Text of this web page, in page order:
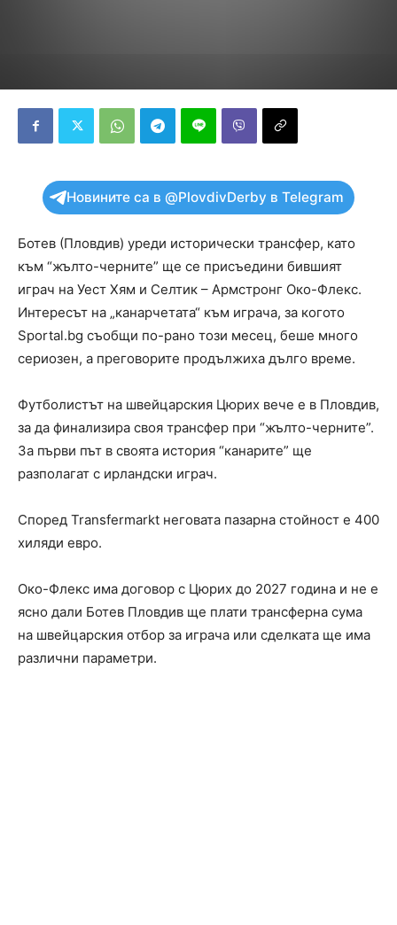
Новините са в @PlovdivDerby в Telegram
Ботев (Пловдив) уреди исторически трансфер, като
към “жълто-черните” ще се присъедини бившият
играч на Уест Хям и Селтик – Армстронг Око-Флекс.
Интересът на „канарчетата“ към играча, за когото
Sportal.bg съобщи по-рано този месец, беше много
сериозен, а преговорите продължиха дълго време.
Футболистът на швейцарския Цюрих вече е в Пловдив,
за да финализира своя трансфер при “жълто-черните”.
За първи път в своята история “канарите” ще
разполагат с ирландски играч.
Според Transfermarkt неговата пазарна стойност е 400
хиляди евро.
Око-Флекс има договор с Цюрих до 2027 година и не е
ясно дали Ботев Пловдив ще плати трансферна сума
на швейцарския отбор за играча или сделката ще има
различни параметри.